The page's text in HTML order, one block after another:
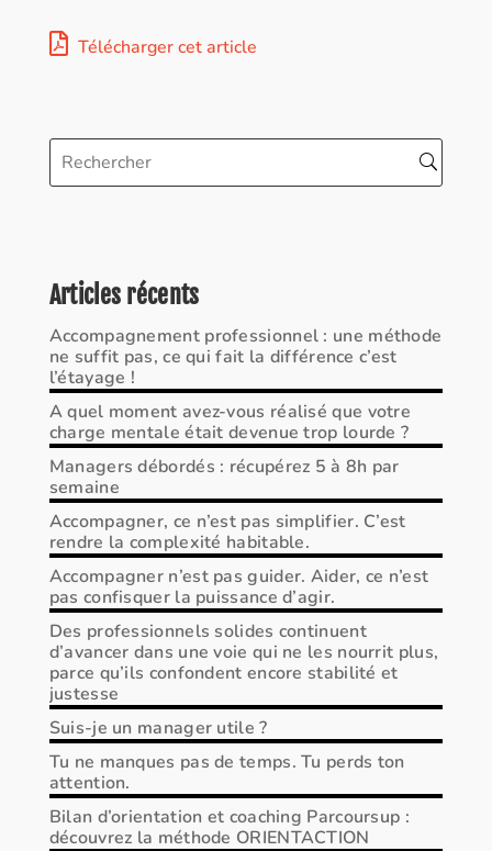
Télécharger cet article
Articles récents
Accompagnement professionnel : une méthode
ne suffit pas, ce qui fait la différence c’est
l’étayage !
A quel moment avez-vous réalisé que votre
charge mentale était devenue trop lourde ?
Managers débordés : récupérez 5 à 8h par
semaine
Accompagner, ce n’est pas simplifier. C’est
rendre la complexité habitable.
Accompagner n’est pas guider. Aider, ce n’est
pas confisquer la puissance d’agir.
Des professionnels solides continuent
d’avancer dans une voie qui ne les nourrit plus,
parce qu’ils confondent encore stabilité et
justesse
Suis-je un manager utile ?
Tu ne manques pas de temps. Tu perds ton
attention.
Bilan d’orientation et coaching Parcoursup :
découvrez la méthode ORIENTACTION